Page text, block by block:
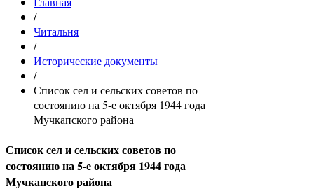
/
Читальня
/
Исторические документы
/
Список сел и сельских советов по
состоянию на 5-е октября 1944 года
Мучкапского района
Список сел и сельских советов по
состоянию на 5-е октября 1944 года
Мучкапского района